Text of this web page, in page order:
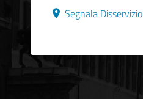
Segnala Disservizio